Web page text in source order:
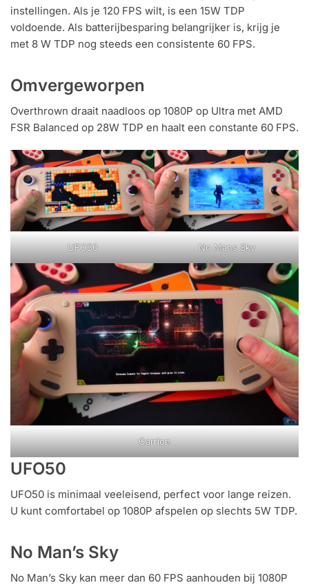
instellingen. Als je 120 FPS wilt, is een 15W TDP
voldoende. Als batterijbesparing belangrijker is, krijg je
met 8 W TDP nog steeds een consistente 60 FPS.
Omvergeworpen
Overthrown draait naadloos op 1080P op Ultra met AMD
FSR Balanced op 28W TDP en haalt een constante 60 FPS.
UFO50 No Mans Sky
Carrion
UFO50
UFO50 is minimaal veeleisend, perfect voor lange reizen.
U kunt comfortabel op 1080P afspelen op slechts 5W TDP.
No Man’s Sky
No Man’s Sky kan meer dan 60 FPS aanhouden bij 1080P